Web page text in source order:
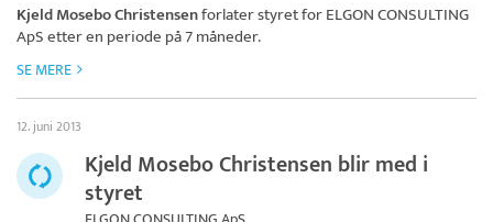
Kjeld Mosebo Christensenforlater styret forELGON CONSULTING
ApSetter en periode på 7 måneder.
SE MERE
12. juni 2013
Kjeld Mosebo Christensen blir med i
styret